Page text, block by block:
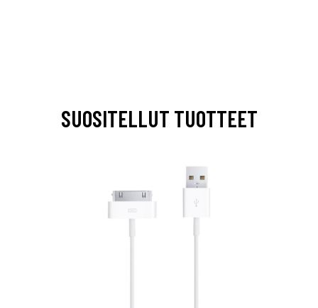
SUOSITELLUT TUOTTEET